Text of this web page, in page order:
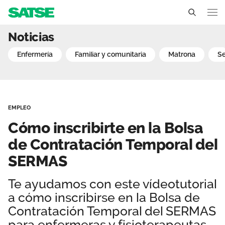
Delegados Sindicales
Estructura organizativa
Transparencia
Secciones sindicales
Servicios
Ventajas
Actualidad
Noticias
Sala de prensa
Empleo
Madrid
Contáctanos
Cómo inscribirte en la
Noticias
enfermería familiar y comunitaria matrona
EMPLEO
Cómo inscribirte en la Bolsa
de Contratación Temporal del
SERMAS
Te ayudamos con este vídeotutorial
a cómo inscribirse en la Bolsa de
Contratación Temporal del SERMAS